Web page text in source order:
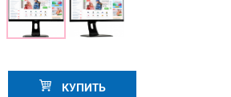
КУПИТЬ